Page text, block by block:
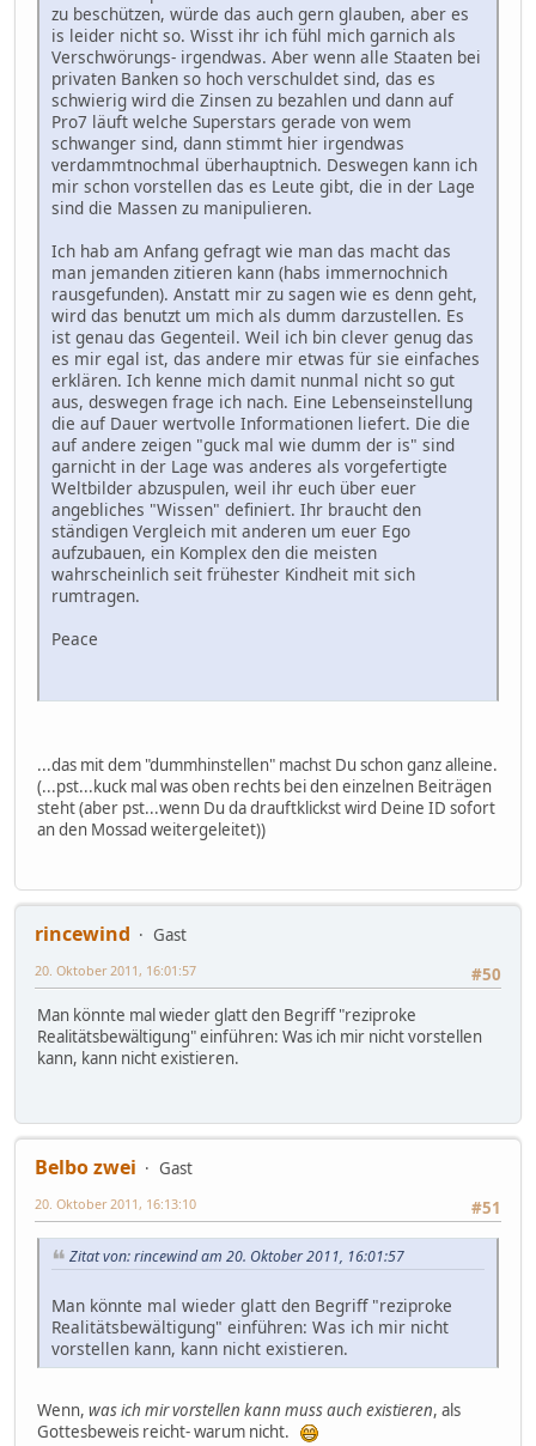
zu beschützen, würde das auch gern glauben, aber es
is leider nicht so. Wisst ihr ich fühl mich garnich als
Verschwörungs- irgendwas. Aber wenn alle Staaten bei
privaten Banken so hoch verschuldet sind, das es
schwierig wird die Zinsen zu bezahlen und dann auf
Pro7 läuft welche Superstars gerade von wem
schwanger sind, dann stimmt hier irgendwas
verdammtnochmal überhauptnich. Deswegen kann ich
mir schon vorstellen das es Leute gibt, die in der Lage
sind die Massen zu manipulieren.
Ich hab am Anfang gefragt wie man das macht das
man jemanden zitieren kann (habs immernochnich
rausgefunden). Anstatt mir zu sagen wie es denn geht,
wird das benutzt um mich als dumm darzustellen. Es
ist genau das Gegenteil. Weil ich bin clever genug das
es mir egal ist, das andere mir etwas für sie einfaches
erklären. Ich kenne mich damit nunmal nicht so gut
aus, deswegen frage ich nach. Eine Lebenseinstellung
die auf Dauer wertvolle Informationen liefert. Die die
auf andere zeigen "guck mal wie dumm der is" sind
garnicht in der Lage was anderes als vorgefertigte
Weltbilder abzuspulen, weil ihr euch über euer
angebliches "Wissen" definiert. Ihr braucht den
ständigen Vergleich mit anderen um euer Ego
aufzubauen, ein Komplex den die meisten
wahrscheinlich seit frühester Kindheit mit sich
rumtragen.
Peace
...das mit dem "dummhinstellen" machst Du schon ganz alleine.
(...pst...kuck mal was oben rechts bei den einzelnen Beiträgen
steht (aber pst...wenn Du da drauftklickst wird Deine ID sofort
an den Mossad weitergeleitet))
rincewind
Gast
#50
20. Oktober 2011, 16:01:57
Man könnte mal wieder glatt den Begriff "reziproke
Realitätsbewältigung" einführen: Was ich mir nicht vorstellen
kann, kann nicht existieren.
Belbo zwei
Gast
#51
20. Oktober 2011, 16:13:10
Zitat von: rincewind am 20. Oktober 2011, 16:01:57
Man könnte mal wieder glatt den Begriff "reziproke
Realitätsbewältigung" einführen: Was ich mir nicht
vorstellen kann, kann nicht existieren.
Wenn, was ich mir vorstellen kann muss auch existieren, als
Gottesbeweis reicht- warum nicht.